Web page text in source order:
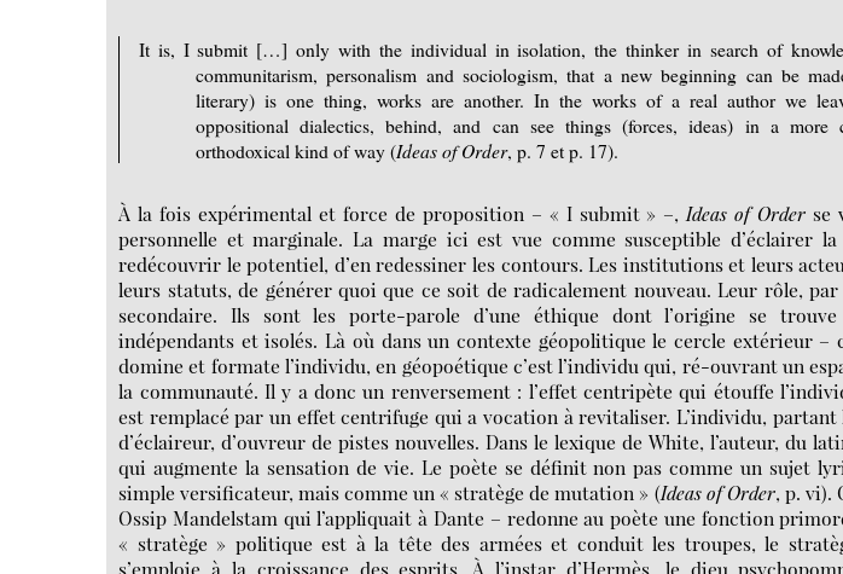
It is, I submit […] only with the individual in isolation, the thinker in search of
communitarism, personalism and sociologism, that a new beginning can be
literary) is one thing, works are another. In the works of a real author we
oppositional dialectics, behind, and can see things (forces, ideas) in a more
orthodoxical kind of way (Ideas of Order, p. 7 et p. 17).
À la fois expérimental et force de proposition – « I submit » –,Ideas of Order se
personnelle et marginale. La marge ici est vue comme susceptible d’éclairer
redécouvrir le potentiel, d’en redessiner les contours. Les institutions et leurs
leurs statuts, de générer quoi que ce soit de radicalement nouveau. Leur rôle,
secondaire. Ils sont les porte-parole d’une éthique dont l’origine se
indépendants et isolés. Là où dans un contexte géopolitique le cercle extérieur –
domine et formate l’individu, en géopoétique c’est l’individu qui, ré-ouvrant un
la communauté. Il y a donc un renversement : l’effet centripète qui étouffe
est remplacé par un effet centrifuge qui a vocation à revitaliser. L’individu, partant
d’éclaireur, d’ouvreur de pistes nouvelles. Dans le lexique de White, l’auteur, du
qui augmente la sensation de vie. Le poète se définit non pas comme un sujet
simple versificateur, mais comme un « stratège de mutation » (Ideas of Order, p. vi).
Ossip Mandelstam qui l’appliquait à Dante – redonne au poète une fonction
« stratège » politique est à la tête des armées et conduit les troupes, le